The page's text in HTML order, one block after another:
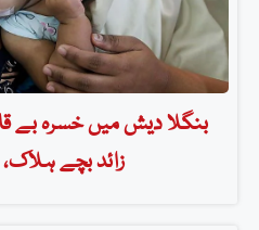
زائد بچے ہلاک،